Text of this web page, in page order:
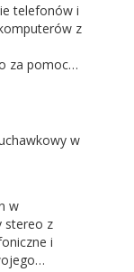
telefonów i
z
za pomocą
bez
telefonów i
wielu
dźwięku
w
w
stereo z
i